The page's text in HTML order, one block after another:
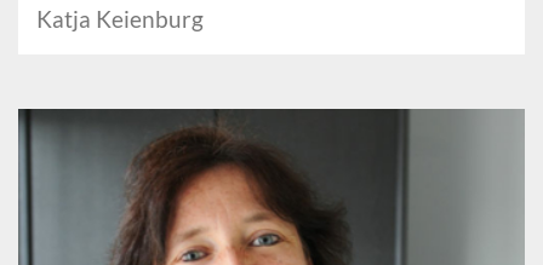
Katja Keienburg